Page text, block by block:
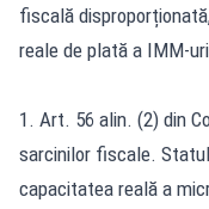
fiscală
reale de plată a IMM-
1. Art. 56 alin. (2) din
sarcinilor fiscale.
capacitatea reală a